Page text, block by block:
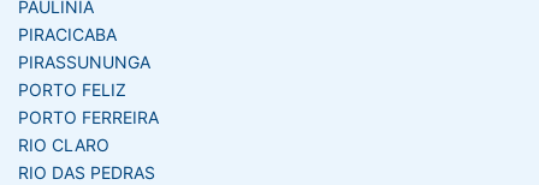
PAULINIA
PIRACICABA
PIRASSUNUNGA
PORTO FELIZ
PORTO FERREIRA
RIO CLARO
RIO DAS PEDRAS